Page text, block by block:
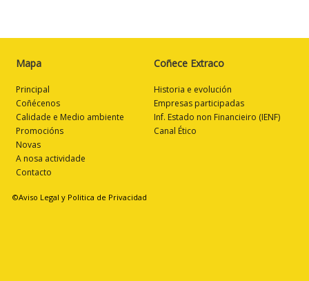
Mapa
Principal
Coñécenos
Calidade e Medio ambiente
Promocións
Novas
A nosa actividade
Contacto
Coñece Extraco
Historia e evolución
Empresas participadas
Inf. Estado non Financieiro (IENF)
Canal Ético
©Aviso Legal y Politica de Privacidad